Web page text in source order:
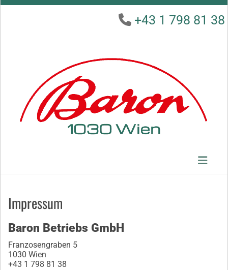
 +43 1 798 81 38
Impressum
Baron Betriebs GmbH
Franzosengraben 5
1030 Wien
+43 1 798 81 38